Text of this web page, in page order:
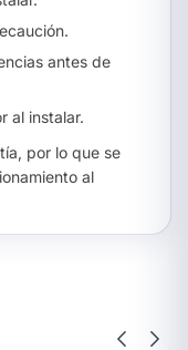
antes de
al instalar.
por lo que se
al